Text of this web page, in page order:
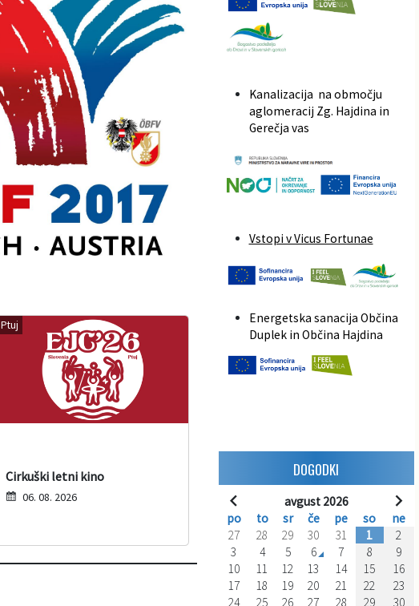
Ptuj
Cirkuški letni kino
06. 08. 2026
Kanalizacija na območju
aglomeracij Zg. Hajdina in
Gerečja vas
Vstopi v Vicus Fortunae
Energetska sanacija Občina
Duplek in Občina Hajdina
DOGODKI
avgust 2026
po
to sr če pe so
ne
27
28 29 30 31 1
2
3
4 5 6 7 8
9
10
11 12 13 14 15
16
17
18 19 20 21 22
23
24
25 26 27 28 29
30